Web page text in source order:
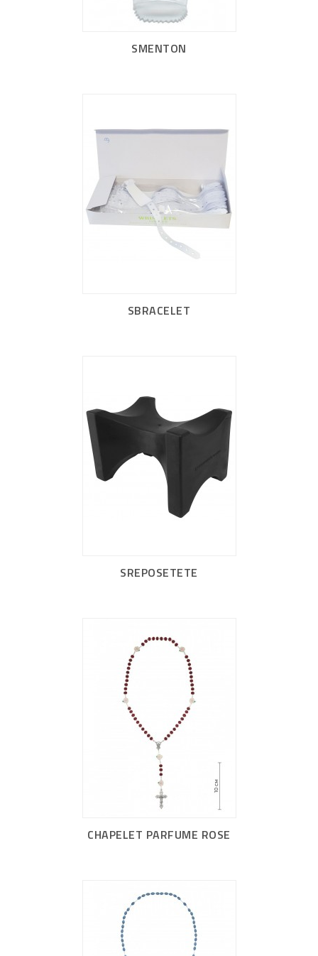
SMENTON
SBRACELET
SREPOSETETE
CHAPELET PARFUME ROSE